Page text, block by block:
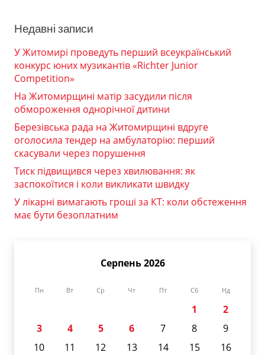
Недавні записи
У Житомирі проведуть перший всеукраїнський
конкурс юних музикантів «Richter Junior
Competition»
На Житомирщині матір засудили після
обмороження однорічної дитини
Березівська рада на Житомирщині вдруге
оголосила тендер на амбулаторію: перший
скасували через порушення
Тиск підвищився через хвилювання: як
заспокоїтися і коли викликати швидку
У лікарні вимагають гроші за КТ: коли обстеження
має бути безоплатним
Серпень 2026
Пн Вт Ср Чт Пт Сб Нд
1
2
3
4 5 6 7 8
9
10
11 12 13 14 15
16